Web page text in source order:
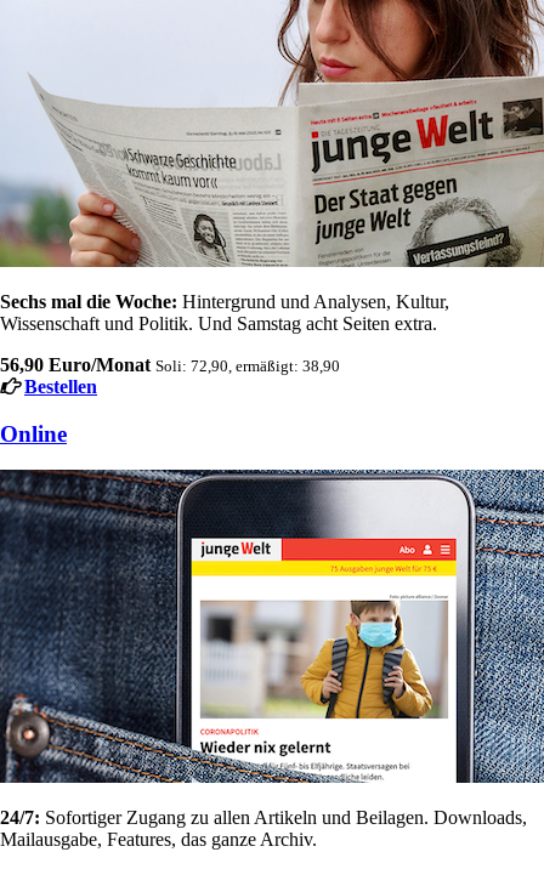
Sechs mal die Woche: Hintergrund und Analysen, Kultur,
Wissenschaft und Politik. Und Samstag acht Seiten extra.
56,90 Euro/Monat Soli: 72,90, ermäßigt: 38,90
Bestellen
Online
24/7: Sofortiger Zugang zu allen Artikeln und Beilagen. Downloads,
Mailausgabe, Features, das ganze Archiv.